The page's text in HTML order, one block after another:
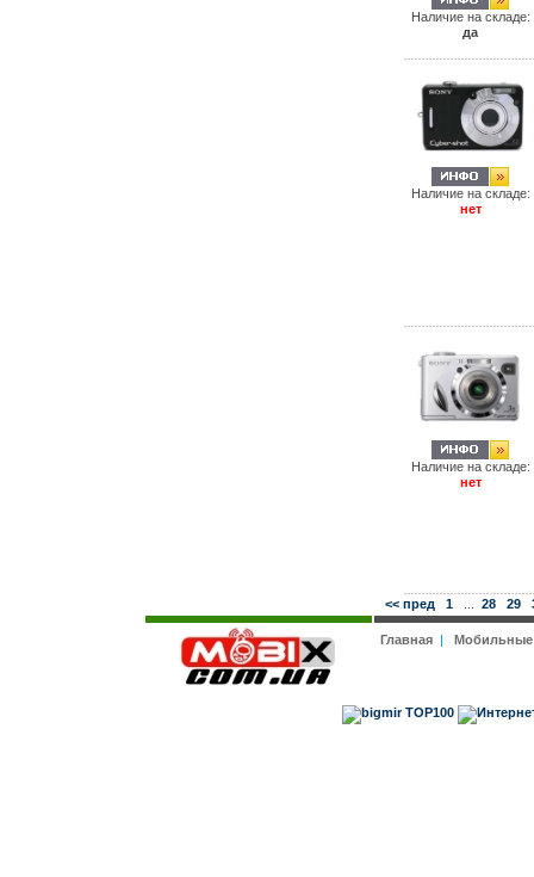
Наличие на складе:
да
Наличие на складе:
нет
Наличие на складе:
нет
<< пред 1... 28 29
Главная|